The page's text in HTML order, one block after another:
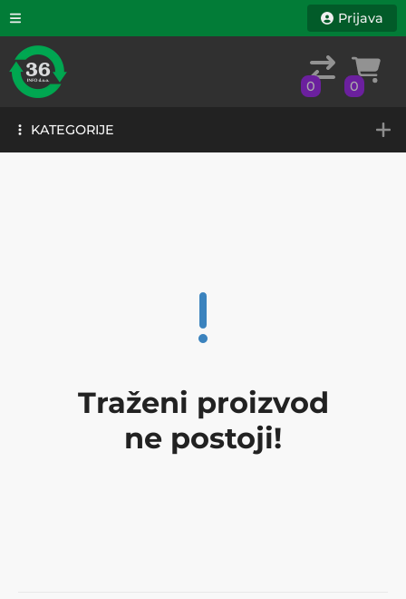
KATEGORIJE
Prijava
0 0
KATEGORIJE
Traženi proizvod
ne postoji!